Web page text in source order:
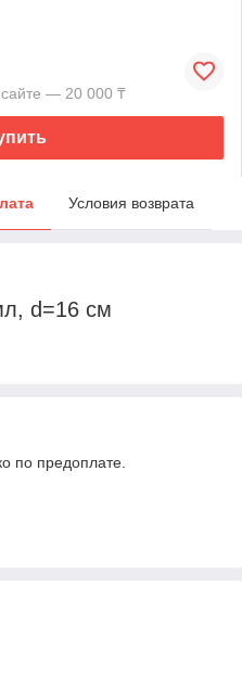
— 20 000 ₸
Условия возврата
d=16 см
по предоплате.